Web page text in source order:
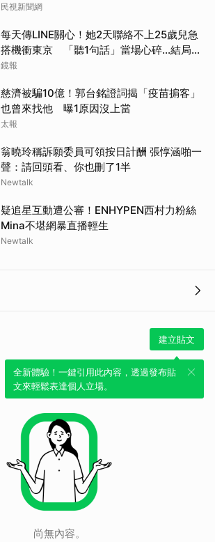
民視新聞網
每天傳LINE關心！她2天聯絡不上25歲兒急
搭機衝東京 「聽1句話」當場心碎...結局看
哭網
鏡報
慈濟被騙10億！郭台銘證詞揭「疫苗掮客」
也曾來找他 曝1原因沒上當
太報
翁曉玲稱訴願委員可領按日計酬 張惇涵啪一
聲：請回頭看、你也刪了1半
Newtalk
疑追星互動遭公審！ENHYPEN西村力粉絲
Mina不堪網暴直播輕生
Newtalk
建立貼文
全新體驗！一鍵引用此內容，透過發布貼
文來輕鬆表達個人立場。
尚無內容。